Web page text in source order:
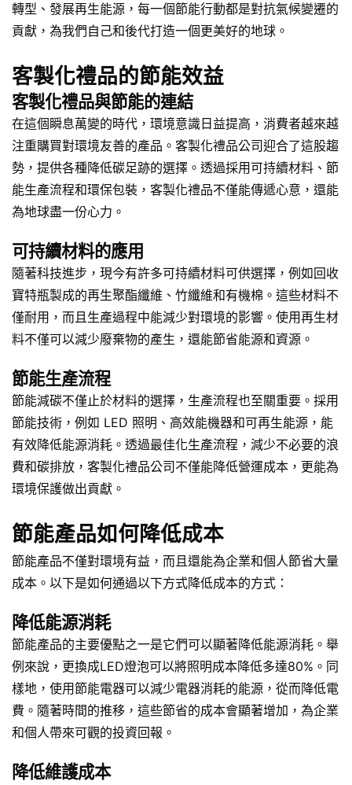
轉型、發展再生能源，每一個節能行動都是對抗氣候變遷的
貢獻，為我們自己和後代打造一個更美好的地球。
客製化禮品的節能效益
客製化禮品與節能的連結
在這個瞬息萬變的時代，環境意識日益提高，消費者越來越
注重購買對環境友善的產品。客製化禮品公司迎合了這股趨
勢，提供各種降低碳足跡的選擇。透過採用可持續材料、節
能生產流程和環保包裝，客製化禮品不僅能傳遞心意，還能
為地球盡一份心力。
可持續材料的應用
隨著科技進步，現今有許多可持續材料可供選擇，例如回收
寶特瓶製成的再生聚酯纖維、竹纖維和有機棉。這些材料不
僅耐用，而且生產過程中能減少對環境的影響。使用再生材
料不僅可以減少廢棄物的產生，還能節省能源和資源。
節能生產流程
節能減碳不僅止於材料的選擇，生產流程也至關重要。採用
節能技術，例如 LED 照明、高效能機器和可再生能源，能
有效降低能源消耗。透過最佳化生產流程，減少不必要的浪
費和碳排放，客製化禮品公司不僅能降低營運成本，更能為
環境保護做出貢獻。
節能產品如何降低成本
節能產品不僅對環境有益，而且還能為企業和個人節省大量
成本。以下是如何通過以下方式降低成本的方式：
降低能源消耗
節能產品的主要優點之一是它們可以顯著降低能源消耗。舉
例來說，更換成LED燈泡可以將照明成本降低多達80%。同
樣地，使用節能電器可以減少電器消耗的能源，從而降低電
費。隨著時間的推移，這些節省的成本會顯著增加，為企業
和個人帶來可觀的投資回報。
降低維護成本